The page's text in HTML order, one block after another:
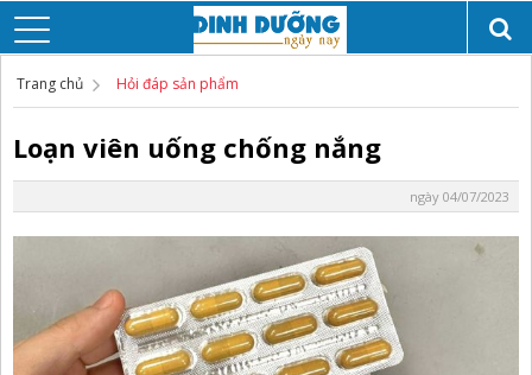
Trang chủ Hỏi đáp sản phẩm
Loạn viên uống chống nắng
ngày 04/07/2023